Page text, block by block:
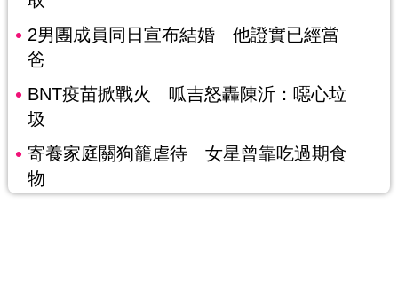
2男團成員同日宣布結婚 他證實已經當
爸
BNT疫苗掀戰火 呱吉怒轟陳沂：噁心垃
圾
寄養家庭關狗籠虐待 女星曾靠吃過期食
物